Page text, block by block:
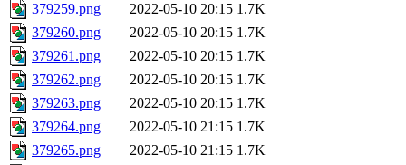
379259.png
2022-05-10 20:15 1.7K
379260.png
2022-05-10 20:15 1.7K
379261.png
2022-05-10 20:15 1.7K
379262.png
2022-05-10 20:15 1.7K
379263.png
2022-05-10 20:15 1.7K
379264.png
2022-05-10 21:15 1.7K
379265.png
2022-05-10 21:15 1.7K